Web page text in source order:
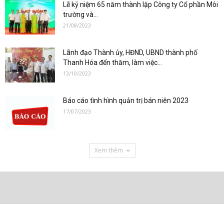
Lễ kỷ niệm 65 năm thành lập Công ty Cổ phần Môi
trường và...
21/08/2023
Lãnh đạo Thành ủy, HĐND, UBND thành phố
Thanh Hóa đến thăm, làm việc...
13/10/2023
Báo cáo tình hình quản trị bán niên 2023
17/07/2023
Xem thêm